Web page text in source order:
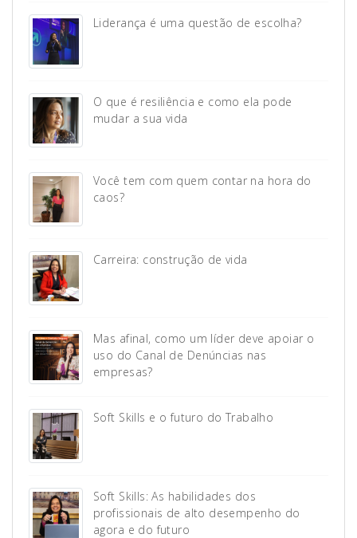
Liderança é uma questão de escolha?
O que é resiliência e como ela pode
mudar a sua vida
Você tem com quem contar na hora do
caos?
Carreira: construção de vida
Mas afinal, como um líder deve apoiar o
uso do Canal de Denúncias nas
empresas?
Soft Skills e o futuro do Trabalho
Soft Skills: As habilidades dos
profissionais de alto desempenho do
agora e do futuro